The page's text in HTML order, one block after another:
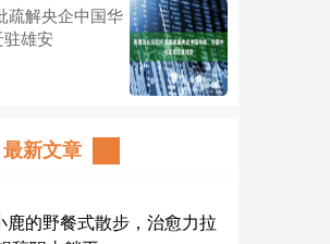
疏解央企中国华
雄安
最新文章
鹿的野餐式散步，治愈力拉